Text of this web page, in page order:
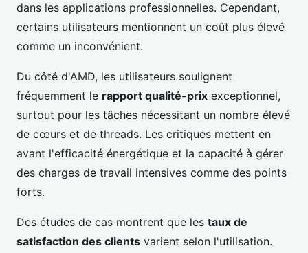
dans les applications professionnelles. Cependant,
certains utilisateurs mentionnent un coût plus élevé
comme un inconvénient.
Du côté d'AMD, les utilisateurs soulignent
fréquemment le rapport qualité-prix exceptionnel,
surtout pour les tâches nécessitant un nombre élevé
de cœurs et de threads. Les critiques mettent en
avant l'efficacité énergétique et la capacité à gérer
des charges de travail intensives comme des points
forts.
Des études de cas montrent que les taux de
satisfaction des clients varient selon l'utilisation.